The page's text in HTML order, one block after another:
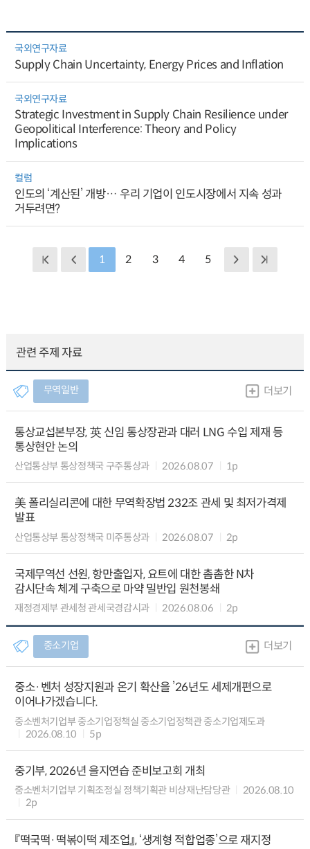
국외연구자료
Supply Chain Uncertainty, Energy Prices and Inflation
국외연구자료
Strategic Investment in Supply Chain Resilience under
Geopolitical Interference: Theory and Policy
Implications
컬럼
인도의 ‘계산된’ 개방… 우리 기업이 인도시장에서 지속 성과
거두려면?
1 2 3 4 5
관련 주제 자료
무역일반 더보기
통상교섭본부장, 英 신임 통상장관과 대러 LNG 수입 제재 등
통상현안 논의
산업통상부 통상정책국 구주통상과 2026.08.07 1p
美 폴리실리콘에 대한 무역확장법 232조 관세 및 최저가격제
발표
산업통상부 통상정책국 미주통상과 2026.08.07 2p
국제무역선 선원, 항만출입자, 요트에 대한 촘촘한 N차
감시단속 체계 구축으로 마약 밀반입 원천봉쇄
재정경제부 관세청 관세국경감시과 2026.08.06 2p
중소기업 더보기
중소·벤처 성장지원과 온기 확산을 ’26년도 세제개편으로
이어나가겠습니다.
중소벤처기업부 중소기업정책실 중소기업정책관 중소기업제도과
2026.08.10
5p
중기부, 2026년 을지연습 준비보고회 개최
중소벤처기업부 기획조정실 정책기획관 비상재난담당관
2026.08.10
2p
『떡국떡·떡볶이떡 제조업』, ‘생계형 적합업종’으로 재지정